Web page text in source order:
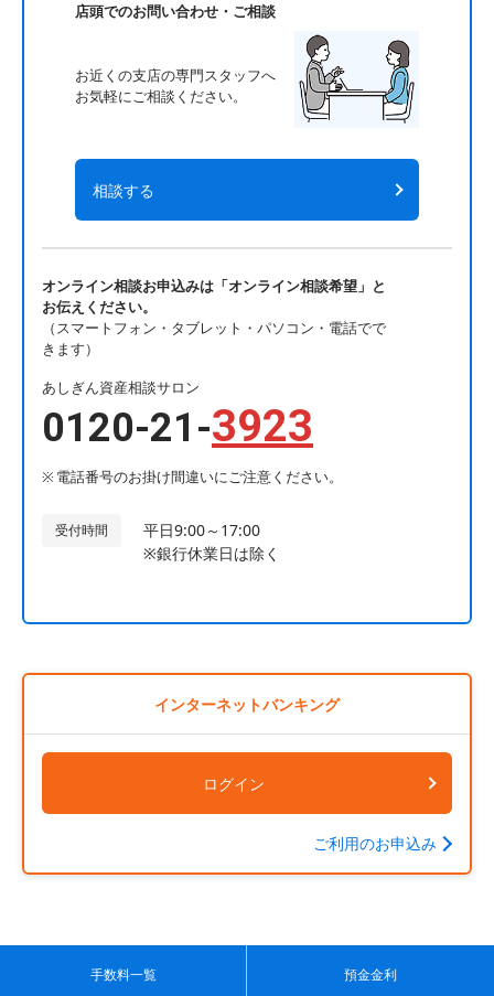
店頭でのお問い合わせ・ご相談
お近くの支店の専門スタッフへ
お気軽にご相談ください。
相談する
オンライン相談お申込みは「オンライン相談希望」と
お伝えください。
（スマートフォン・タブレット・パソコン・電話でで
きます）
あしぎん資産相談サロン
0120-21-3923
電話番号のお掛け間違いにご注意ください。
受付時間
平日9:00～17:00
※銀行休業日は除く
インターネットバンキング
ログイン
ご利用のお申込み
手数料一覧 預金金利